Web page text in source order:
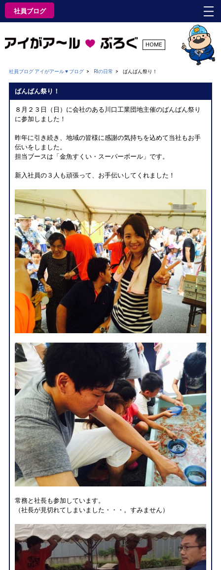
社員ブログ
HOME
社員ブログ アイがアール ♥ ブログ RIの日常 ばんばん祭り！
ばんばん祭り！
８月２３日（日）に会社のある川口工業団地主催のばんばん祭り
に参加しました！
昨年に引き続き、地域の皆様に感謝の気持ちを込めて当社もお手
伝いをしました。
担当ブースは「金魚すくい・スーパーボール」です。
新入社員の３人も頑張って、お手伝いしてくれました！
常務と社長も参加しています。
（社長が見切れてしまいました・・・。すみません）